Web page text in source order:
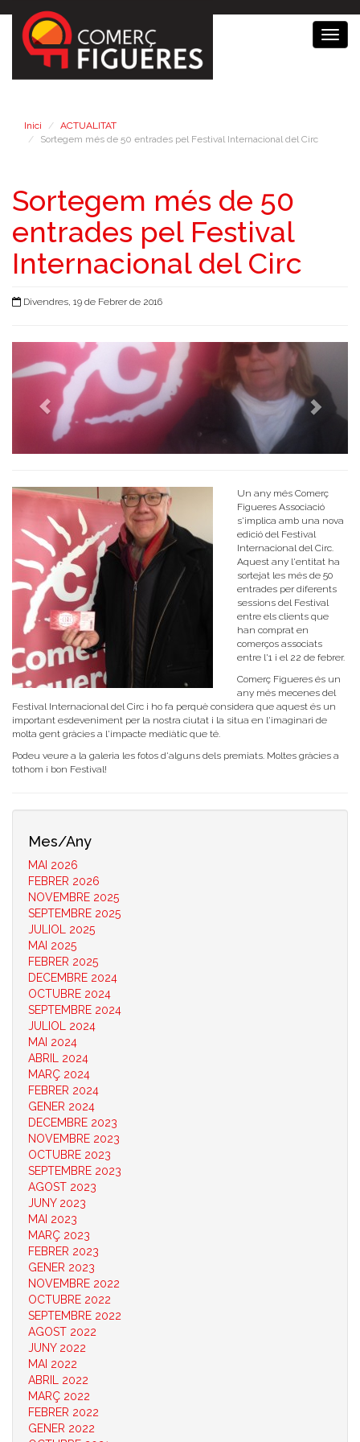
Inici
ACTUALITAT
Sortegem més de 50 entrades pel Festival Internacional del Circ
Sortegem més de 50
entrades pel Festival
Internacional del Circ
Divendres, 19 de Febrer de 2016
Un any més Comerç
Figueres Associació
s'implica amb una nova
edició del Festival
Internacional del Circ.
Aquest any l'entitat ha
sortejat les més de 50
entrades per diferents
sessions del Festival
entre els clients que
han comprat en
comerços associats
entre l'1 i el 22 de febrer.
Comerç Figueres és un
any més mecenes del
Festival Internacional del Circ i ho fa perquè considera que aquest és un
important esdeveniment per la nostra ciutat i la situa en l'imaginari de
molta gent gràcies a l'impacte mediàtic que té.
Podeu veure a la galeria les fotos d'alguns dels premiats. Moltes gràcies a
tothom i bon Festival!
Mes/Any
MAI 2026
FEBRER 2026
NOVEMBRE 2025
SEPTEMBRE 2025
JULIOL 2025
MAI 2025
FEBRER 2025
DECEMBRE 2024
OCTUBRE 2024
SEPTEMBRE 2024
JULIOL 2024
MAI 2024
ABRIL 2024
MARÇ 2024
FEBRER 2024
GENER 2024
DECEMBRE 2023
NOVEMBRE 2023
OCTUBRE 2023
SEPTEMBRE 2023
AGOST 2023
JUNY 2023
MAI 2023
MARÇ 2023
FEBRER 2023
GENER 2023
NOVEMBRE 2022
OCTUBRE 2022
SEPTEMBRE 2022
AGOST 2022
JUNY 2022
MAI 2022
ABRIL 2022
MARÇ 2022
FEBRER 2022
GENER 2022